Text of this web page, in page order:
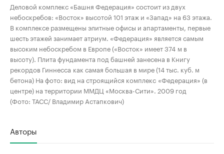
Деловой комплекс «Башня Федерация» состоит из двух
небоскребов: «Восток» высотой 101 этаж и «Запад» на 63 этажа.
В комплексе размещены элитные офисы и апартаменты, первые
шесть этажей занимает атриум. «Федерация» является самым
высоким небоскребом в Европе («Восток» имеет 374 м в
высоту). Плита фундамента под башней занесена в Книгу
рекордов Гиннесса как самая большая в мире (14 тыс. куб. м
бетона) На фото: вид на строящийся комплекс «Федерация» (в
центре) на территории ММДЦ «Москва-Сити». 2009 год
(Фото: ТАСС/ Владимир Астапкович)
Авторы